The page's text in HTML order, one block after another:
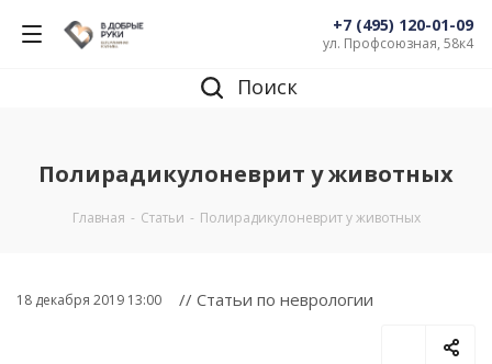
+7 (495) 120-01-09
ул. Профсоюзная, 58к4
Поиск
Полирадикулоневрит у животных
Главная - Статьи - Полирадикулоневрит у животных
18 декабря 2019 13:00 // Статьи по неврологии